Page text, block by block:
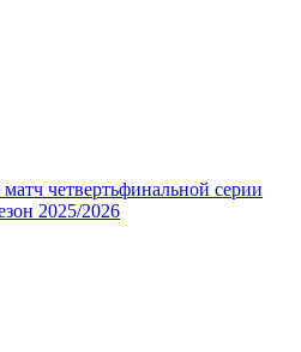
четвертьфинальной серии
2025/2026